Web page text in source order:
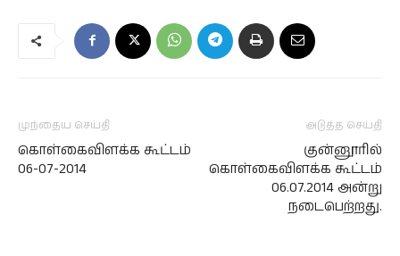
முந்தைய செய்தி
கொள்கைவிளக்க கூட்டம்
06-07-2014
அடுத்த செய்தி
குன்னூரில்
கொள்கைவிளக்க கூட்டம்
06.07.2014 அன்று
நடைபெற்றது.